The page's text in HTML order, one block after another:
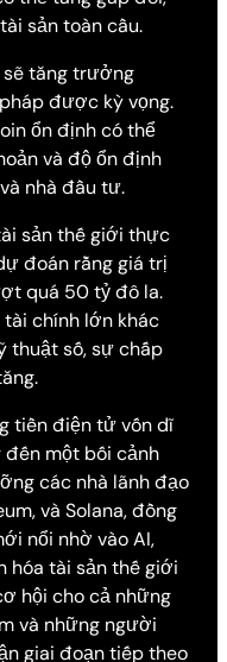
sản toàn cầu.
tăng trưởng
được kỳ vọng.
ổn định có thể
và độ ổn định
nhà đầu tư.
sản thế giới thực
đoán rằng giá trị
quá 50 tỷ đô la.
tài chính lớn khác
thuật số, sự chấp
tiền điện tử vốn dĩ
đến một bối cảnh
các nhà lãnh đạo
và Solana, đồng
nổi nhờ vào AI,
hóa tài sản thế giới
hội cho cả những
và những người
giai đoạn tiếp theo